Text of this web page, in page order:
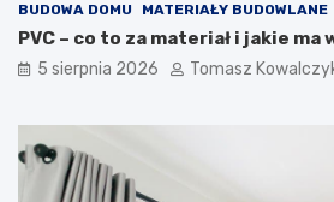
BUDOWA DOMU MATERIAŁY BUDOWLANE
PVC – co to za materiał i jakie ma
5 sierpnia 2026 Tomasz